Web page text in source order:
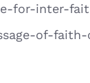
for-inter-
of-